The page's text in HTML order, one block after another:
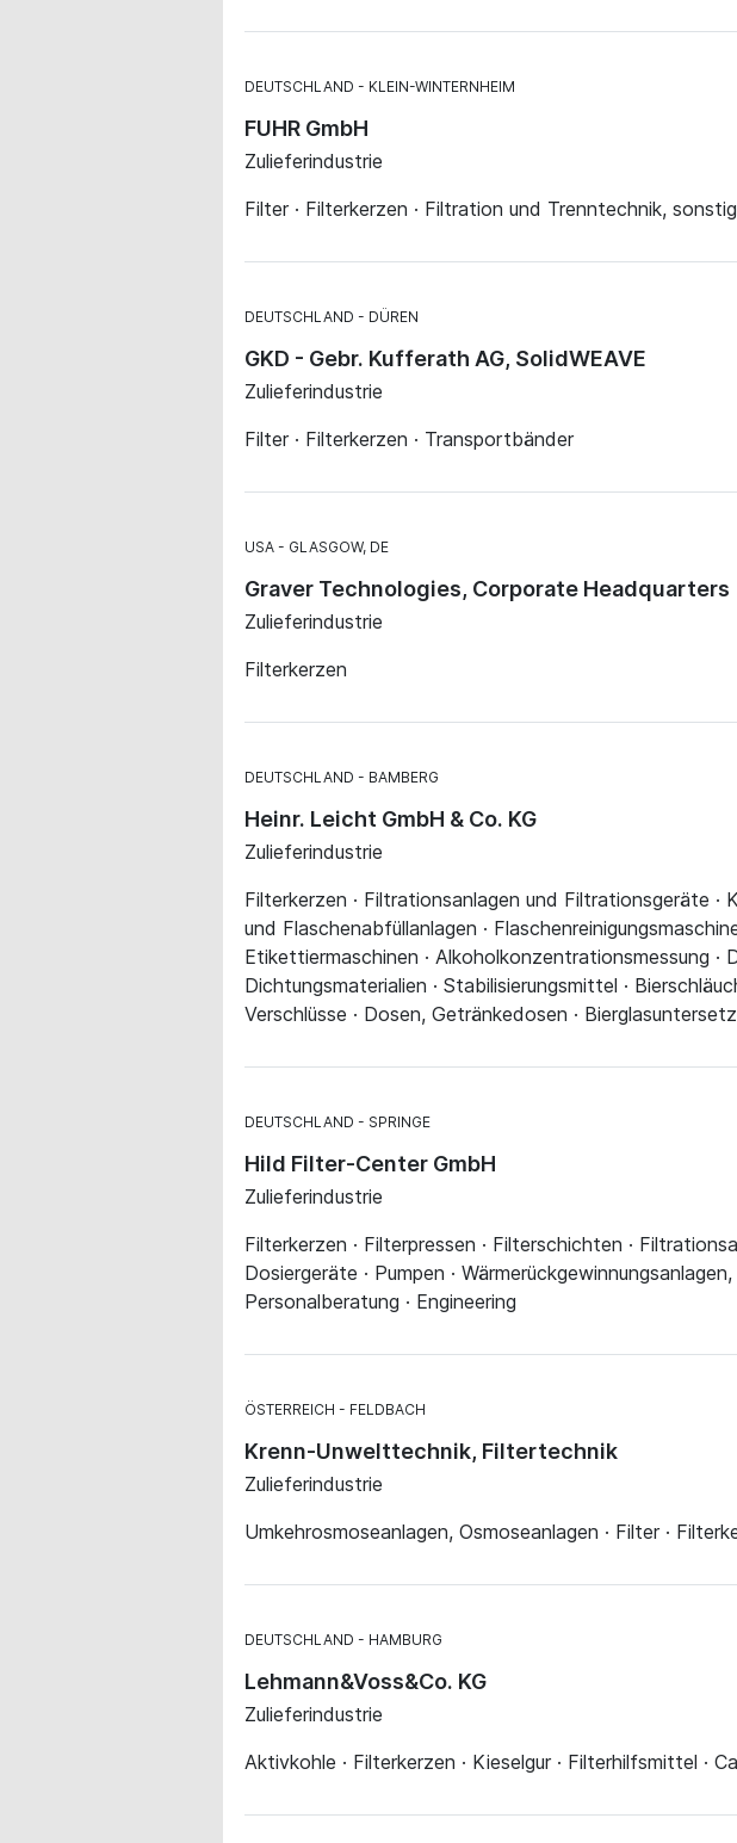
DEUTSCHLAND KLEIN-WINTERNHEIM
FUHR GmbH
Zulieferindustrie
Filter · Filterkerzen · Filtration und Trenntechnik,
DEUTSCHLAND DÜREN
GKD - Gebr. Kufferath AG, SolidWEAVE
Zulieferindustrie
Filter · Filterkerzen · Transportbänder
USA GLASGOW, DE
Graver Technologies, Corporate Headquarters
Zulieferindustrie
Filterkerzen
DEUTSCHLAND BAMBERG
Heinr. Leicht GmbH & Co. KG
Zulieferindustrie
Filterkerzen · Filtrationsanlagen und Filtrationsgeräte ·
und Flaschenabfüllanlagen ·
Etikettiermaschinen · Alkoholkonzentrationsmessung ·
Dichtungsmaterialien · Stabilisierungsmittel ·
Verschlüsse · Dosen, Getränkedosen ·
DEUTSCHLAND SPRINGE
Hild Filter-Center GmbH
Zulieferindustrie
Filterkerzen · Filterpressen · Filterschichten ·
Dosiergeräte · Pumpen ·
Personalberatung · Engineering
ÖSTERREICH FELDBACH
Krenn-Unwelttechnik, Filtertechnik
Zulieferindustrie
Umkehrosmoseanlagen, Osmoseanlagen · Filter ·
DEUTSCHLAND HAMBURG
Lehmann&Voss&Co. KG
Zulieferindustrie
Aktivkohle · Filterkerzen · Kieselgur · Filterhilfsmittel ·